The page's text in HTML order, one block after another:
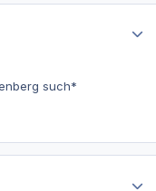
such*